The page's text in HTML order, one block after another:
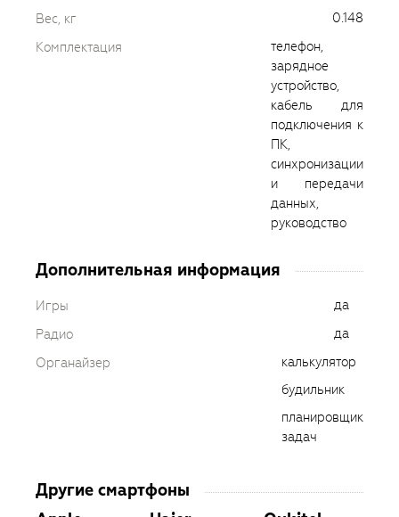
Вес, кг
0.148
Комплектация
телефон,
зарядное
устройство,
кабель для
подключения к
ПК,
синхронизации
и передачи
данных,
руководство
Дополнительная информация
Игры
да
Радио
да
Органайзер
калькулятор
будильник
планировщик
задач
Другие смартфоны